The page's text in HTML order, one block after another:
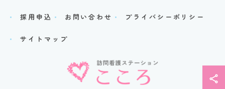
採用申込 お問い合わせ プライバシーポリシー
サイトマップ